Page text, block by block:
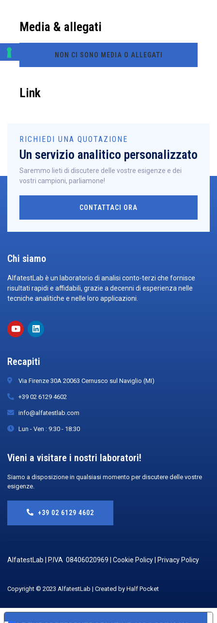
Media & allegati
NON CI SONO MEDIA O ALLEGATI
Link
RICHIEDI UNA QUOTAZIONE
Un servizio analitico personalizzato
Saremmo lieti di discutere delle vostre esigenze e dei
vostri campioni, parliamone!
CONTATTACI ORA
Chi siamo
AlfatestLab è un laboratorio di analisi conto-terzi che fornisce
risultati rapidi e affidabili, grazie a decenni di esperienza nelle
tecniche analitiche e nelle loro applicazioni.
Recapiti
Via Firenze 30A 20063 Cernusco sul Naviglio (MI)
+39 02 6129 4602
info@alfatestlab.com
Lun - Ven : 9:30 - 18:30
Vieni a visitare i nostri laboratori!
Siamo a disposizione in qualsiasi momento per discutere delle vostre
esigenze.
+39 02 6129 4602
AlfatestLab | P.IVA 08406020969 Cookie Policy Privacy Policy
Copyright © 2023 AlfatestLab | Created by Half Pocket